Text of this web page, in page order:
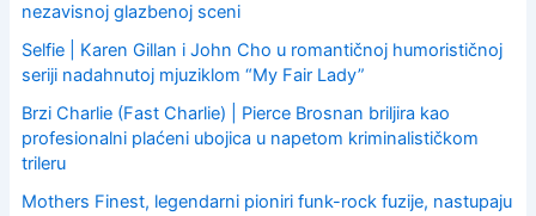
nezavisnoj glazbenoj sceni
Selfie | Karen Gillan i John Cho u romantičnoj humorističnoj
seriji nadahnutoj mjuziklom “My Fair Lady”
Brzi Charlie (Fast Charlie) | Pierce Brosnan briljira kao
profesionalni plaćeni ubojica u napetom kriminalističkom
trileru
Mothers Finest, legendarni pioniri funk-rock fuzije, nastupaju